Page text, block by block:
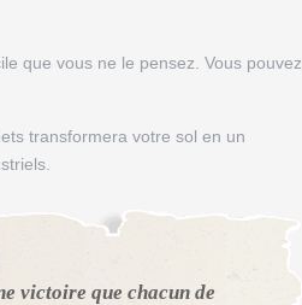
que vous ne le pensez. Vous pouvez
transformera votre sol en un
victoire que chacun de